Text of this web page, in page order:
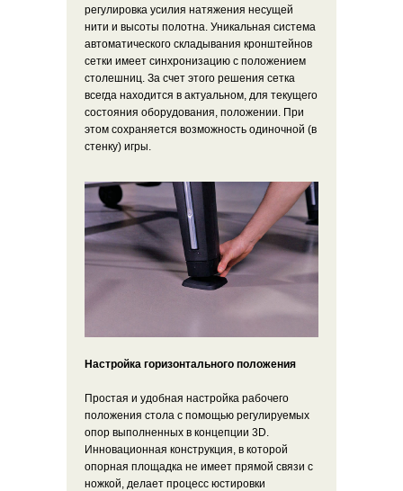
регулировка усилия натяжения несущей
нити и высоты полотна. Уникальная система
автоматического складывания кронштейнов
сетки имеет синхронизацию с положением
столешниц. За счет этого решения сетка
всегда находится в актуальном, для текущего
состояния оборудования, положении. При
этом сохраняется возможность одиночной (в
стенку) игры.
Настройка горизонтального положения
Простая и удобная настройка рабочего
положения стола с помощью регулируемых
опор выполненных в концепции 3D.
Инновационная конструкция, в которой
опорная площадка не имеет прямой связи с
ножкой, делает процесс юстировки